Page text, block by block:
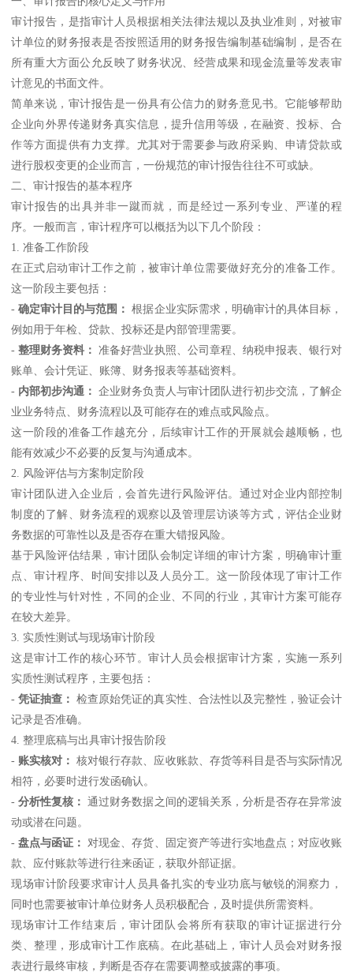
审计报告，是指审计人员根据相关法律法规以及执业准则，对被审
计单位的财务报表是否按照适用的财务报告编制基础编制，是否在
所有重大方面公允反映了财务状况、经营成果和现金流量等发表审
计意见的书面文件。
简单来说，审计报告是一份具有公信力的财务意见书。它能够帮助
企业向外界传递财务真实信息，提升信用等级，在融资、投标、合
作等方面提供有力支撑。尤其对于需要参与政府采购、申请贷款或
进行股权变更的企业而言，一份规范的审计报告往往不可或缺。
二、审计报告的基本程序
审计报告的出具并非一蹴而就，而是经过一系列专业、严谨的程
序。一般而言，审计程序可以概括为以下几个阶段：
1. 准备工作阶段
在正式启动审计工作之前，被审计单位需要做好充分的准备工作。
这一阶段主要包括：
-确定审计目的与范围： 根据企业实际需求，明确审计的具体目标，
例如用于年检、贷款、投标还是内部管理需要。
-整理财务资料： 准备好营业执照、公司章程、纳税申报表、银行对
账单、会计凭证、账簿、财务报表等基础资料。
- 内部初步沟通： 企业财务负责人与审计团队进行初步交流，了解企
业业务特点、财务流程以及可能存在的难点或风险点。
这一阶段的准备工作越充分，后续审计工作的开展就会越顺畅，也
能有效减少不必要的反复与沟通成本。
2. 风险评估与方案制定阶段
审计团队进入企业后，会首先进行风险评估。通过对企业内部控制
制度的了解、财务流程的观察以及管理层访谈等方式，评估企业财
务数据的可靠性以及是否存在重大错报风险。
基于风险评估结果，审计团队会制定详细的审计方案，明确审计重
点、审计程序、时间安排以及人员分工。这一阶段体现了审计工作
的专业性与针对性，不同的企业、不同的行业，其审计方案可能存
在较大差异。
3. 实质性测试与现场审计阶段
这是审计工作的核心环节。审计人员会根据审计方案，实施一系列
实质性测试程序，主要包括：
-凭证抽查： 检查原始凭证的真实性、合法性以及完整性，验证会计
记录是否准确。
4. 整理底稿与出具审计报告阶段
- 账实核对： 核对银行存款、应收账款、存货等科目是否与实际情况
相符，必要时进行发函确认。
-分析性复核： 通过财务数据之间的逻辑关系，分析是否存在异常波
动或潜在问题。
-盘点与函证： 对现金、存货、固定资产等进行实地盘点；对应收账
款、应付账款等进行往来函证，获取外部证据。
现场审计阶段要求审计人员具备扎实的专业功底与敏锐的洞察力，
同时也需要被审计单位财务人员积极配合，及时提供所需资料。
现场审计工作结束后，审计团队会将所有获取的审计证据进行分
类、整理，形成审计工作底稿。在此基础上，审计人员会对财务报
表进行最终审核，判断是否存在需要调整或披露的事项。